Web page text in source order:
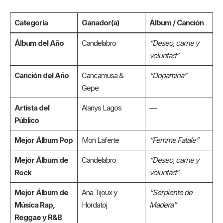
Categoría Ganador(a) Álbum / Canción
Álbum del Año Candelabro
“Deseo, carne y
voluntad”
Canción del Año
Cancamusa &
Gepe
“Dopamina”
Artista del
Público
Alanys Lagos —
Mejor Álbum Pop Mon Laferte “Femme Fatale”
Mejor Álbum de
Rock
Candelabro
“Deseo, carne y
voluntad”
Mejor Álbum de
Música Rap,
Reggae y R&B
Ana Tijoux y
Hordatoj
“Serpiente de
Madera”